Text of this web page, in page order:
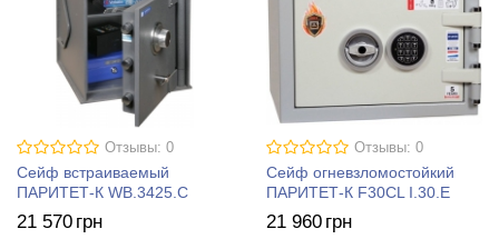
Отзывы: 0
Сейф встраиваемый
ПАРИТЕТ-К WB.3425.C
21 570 грн
Отзывы: 0
Сейф огневзломостойкий
ПАРИТЕТ-К F30CL I.30.E
21 960 грн